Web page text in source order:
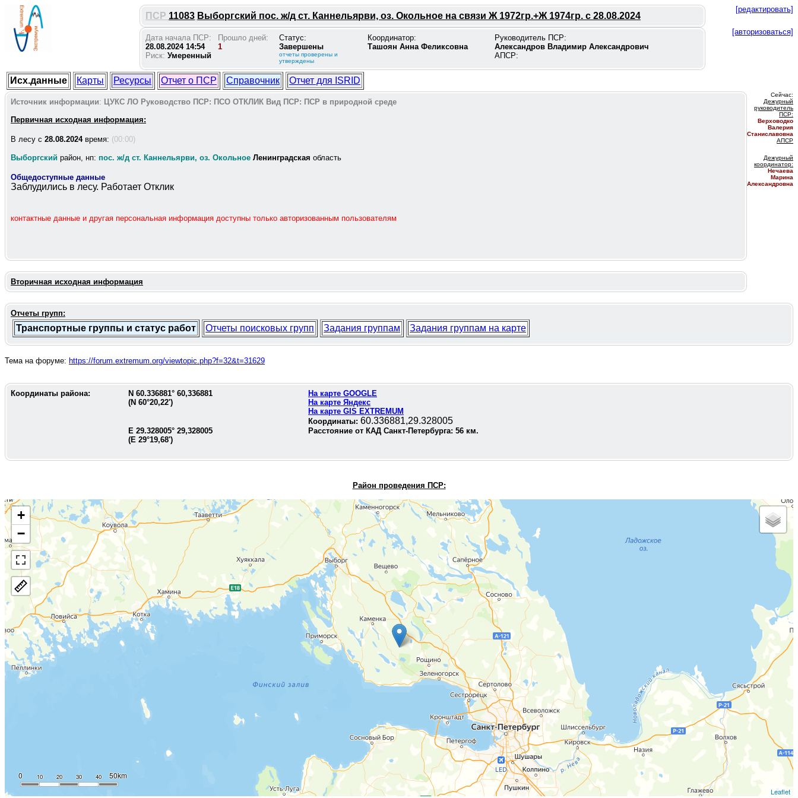
ПСР 11083 Выборгский пос. ж/д ст. Каннельярви, оз. Окольное на связи Ж 1972гр.+Ж 1974гр. с 28.08.2024
[редактировать]
Дата начала ПСР:
28.08.2024 14:54
Риск: Умеренный
Прошло дней:
1
Статус:
Завершены
отчеты проверены и
утверждены
Координатор:
Ташоян Анна Феликсовна
Руководитель ПСР:
Александров Владимир Александрович
АПСР:
[авторизоваться]
Исх.данные Карты Ресурсы Отчет о ПСР Справочник Отчет для ISRID
Источник информации: ЦУКС ЛО Руководство ПСР: ПСО ОТКЛИК Вид ПСР: ПСР в природной среде
Первичная исходная информация:
В лесу c 28.08.2024время: (00:00)
Выборгский район, нп: пос. ж/д ст. Каннельярви, оз. Окольное Ленинградская область
Общедоступные данные
Заблудились в лесу. Работает Отклик
контактные данные и другая персональная информация доступны только авторизованным пользователям
Сейчас:
Дежурный
руководитель
ПСР:
Верховодко
Валерия
Станиславовна
АПСР
Дежурный
координатор:
Нечаева
Марина
Александровна
Вторичная исходная информация
Отчеты групп:
Транспортные группы и статус работ Отчеты поисковых групп Задания группам Задания группам на карте
Тема на форуме: https://forum.extremum.org/viewtopic.php?f=32&t=31629
Координаты района: N 60.336881° 60,336881
(N 60°20,22')
На карте GOOGLE
На карте Яндекс
На карте GIS EXTREMUM
Координаты: 60.336881,29.328005
E 29.328005° 29,328005
(E 29°19,68')
Расстояние от КАД Санкт-Петербурга: 56 км.
Район проведения ПСР:
+
−
10
0 20 30 40 50km
Leaflet